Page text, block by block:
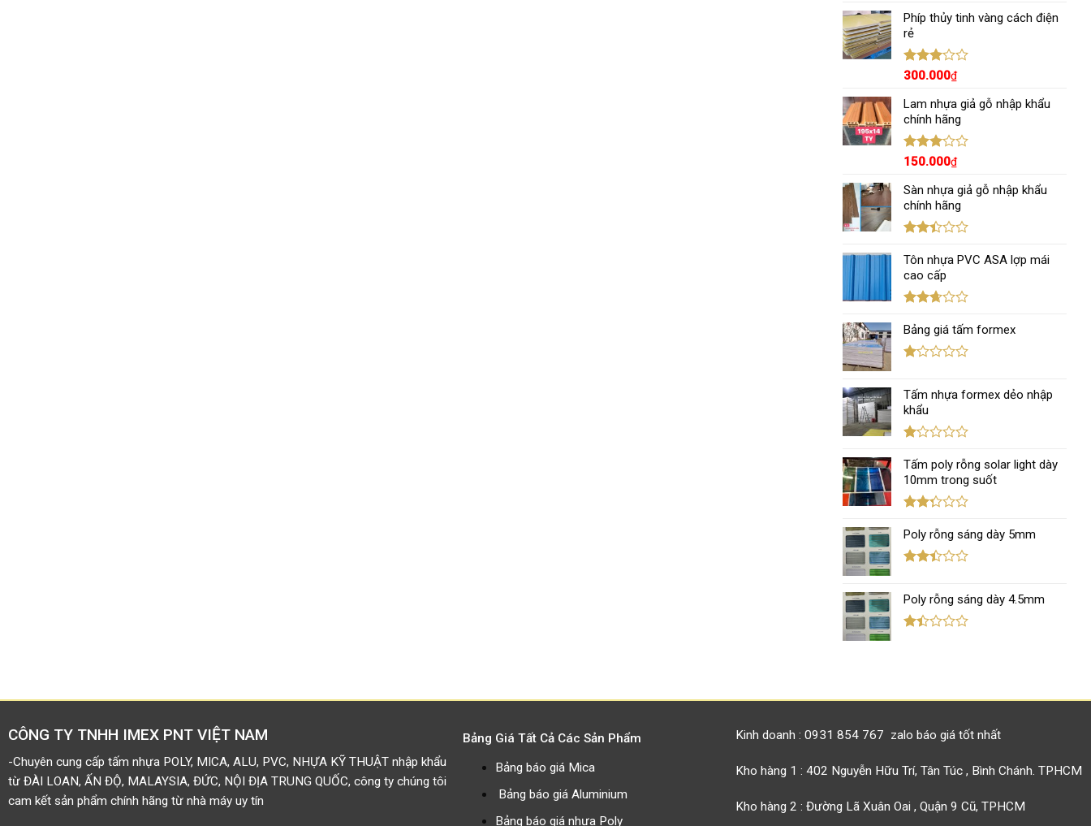
4.00 5
sao
Phíp thủy tinh vàng cách điện
rẻ
Được
hạng
3.005
sao
300.000₫
Lam nhựa giả gỗ nhập khẩu
chính hãng
Được
hạng
3.005
sao
150.000₫
Sàn nhựa giả gỗ nhập khẩu
chính hãng
xếp
hạng
5 sao
Tôn nhựa PVC ASA lợp mái
cao cấp
xếp
hạng
2.67
Bảng giá tấm formex
hạng
1.12
5
sao
Tấm nhựa formex dẻo nhập
khẩu
xếp
hạng
5
Tấm poly rỗng solar light dày
10mm trong suốt
xếp
hạng
2.29
Poly rỗng sáng dày 5mm
hạng
2.38
5 sao
Poly rỗng sáng dày 4.5mm
sao
CÔNG TY TNHH IMEX PNT VIỆT NAM
-Chuyên cung cấp tấm nhựa POLY, MICA, ALU, PVC, NHỰA KỸ THUẬT nhập khẩu
từ ĐÀI LOAN, ẤN ĐỘ, MALAYSIA, ĐỨC, NỘI ĐỊA TRUNG QUỐC, công ty chúng tôi
cam kết sản phẩm chính hãng từ nhà máy uy tín
Bảng Giá Tất Cả Các Sản Phẩm
Bảng báo giá Mica
Bảng báo giá Aluminium
Bảng báo giá nhựa Poly
Kinh doanh : 0931 854 767 zalo báo giá tốt nhất
Kho hàng 1 : 402 Nguyễn Hữu Trí, Tân Túc , Bình Chánh. TPHCM
Kho hàng 2 : Đường Lã Xuân Oai , Quận 9 Cũ, TPHCM